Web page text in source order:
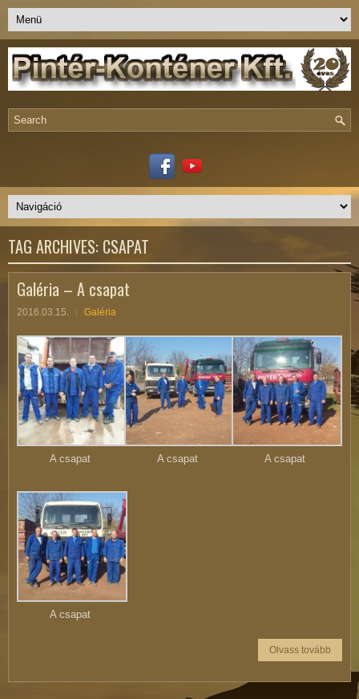
TAG ARCHIVES: CSAPAT
Galéria – A csapat
2016.03.15. Galéria
A csapat A csapat A csapat
A csapat
Olvass tovább